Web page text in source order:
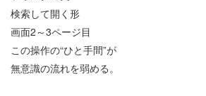
検索して開く形
画面2 ～3ページ目
この操作の“ひと手間”が
無意識の流れを弱める。